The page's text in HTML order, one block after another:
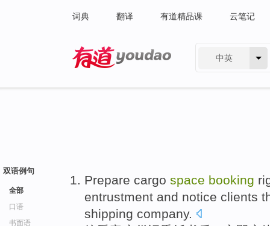
词典 翻译 有道精品课 云笔记
中英
双语例句
全部
口语
书面语
Prepare cargo space booking
entrustment and notice clients
shipping company.